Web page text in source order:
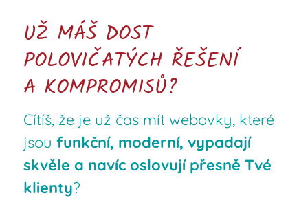
UŽ MÁŠ DOST
POLOVIČATÝCH ŘEŠENÍ
A KOMPROMISŮ?
Cítíš, že je už čas mít webovky, které
jsou funkční, moderní, vypadají
skvěle a navíc oslovují přesně Tvé
klienty?